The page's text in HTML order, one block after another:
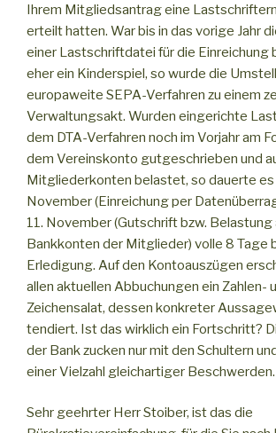
Ihrem Mitgliedsantrag eine
erteilt hatten. War bis in das vorige Jahr
einer Lastschriftdatei für die Einreichung
eher ein Kinderspiel, so wurde die
europaweite SEPA-Verfahren zu einem
Verwaltungsakt. Wurden eingerichte
dem DTA-Verfahren noch im Vorjahr am
dem Vereinskonto gutgeschrieben und
Mitgliederkonten belastet, so dauerte es
November (Einreichung per
11. November (Gutschrift bzw. Belastung
Bankkonten der Mitglieder) volle 8 Tage
Erledigung. Auf den Kontoauszügen
allen aktuellen Abbuchungen ein Zahlen-
Zeichensalat, dessen konkreter
tendiert. Ist das wirklich ein Fortschritt?
der Bank zucken nur mit den Schultern
einer Vielzahl gleichartiger Beschwerden.
Sehr geehrter Herr Stoiber, ist das die